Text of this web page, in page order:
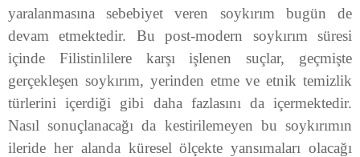
yaralanmasına sebebiyet veren soykırım bugün de
devam etmektedir. Bu post-modern soykırım süresi
içinde Filistinlilere karşı işlenen suçlar, geçmişte
gerçekleşen soykırım, yerinden etme ve etnik temizlik
türlerini içerdiği gibi daha fazlasını da içermektedir.
Nasıl sonuçlanacağı da kestirilemeyen bu soykırımın
ileride her alanda küresel ölçekte yansımaları olacağı